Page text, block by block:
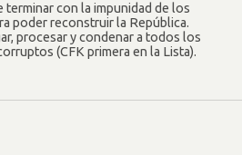
terminar con la impunidad de los
poder reconstruir la República.
procesar y condenar a todos los
(CFK primera en la Lista).